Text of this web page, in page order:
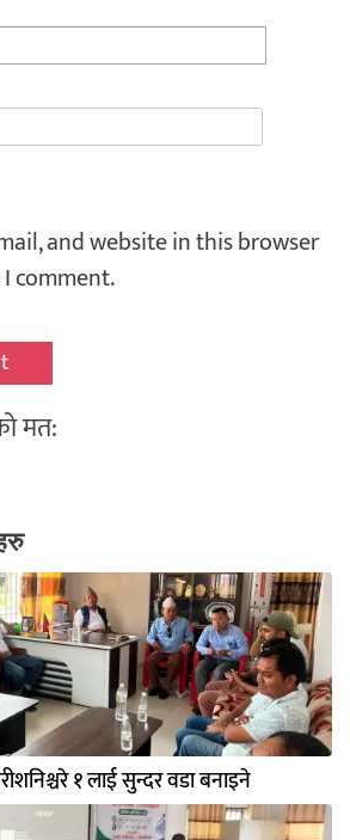
and website in this browser
comment.
मत:
१ लाई सुन्दर वडा बनाइने